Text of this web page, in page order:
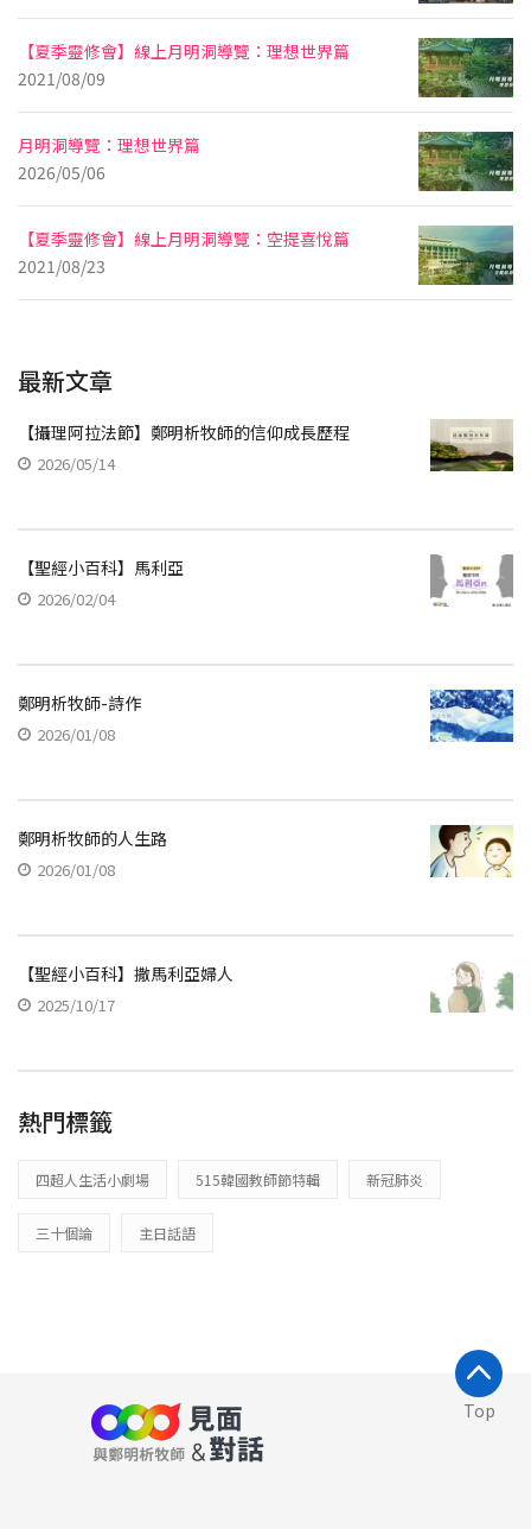
【夏季靈修會】線上月明洞導覽：理想世界篇
2021/08/09
月明洞導覽：理想世界篇
2026/05/06
【夏季靈修會】線上月明洞導覽：空提喜悅篇
2021/08/23
最新文章
【攝理阿拉法節】鄭明析牧師的信仰成長歷程
2026/05/14
【聖經小百科】馬利亞
2026/02/04
鄭明析牧師-詩作
2026/01/08
鄭明析牧師的人生路
2026/01/08
【聖經小百科】撒馬利亞婦人
2025/10/17
熱門標籤
四超人生活小劇場 515韓國教師節特輯 新冠肺炎
三十個論 主日話語
Top